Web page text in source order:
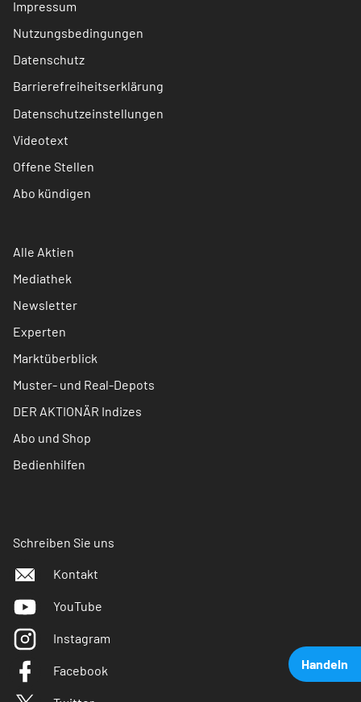
Handeln
Impressum
Nutzungsbedingungen
Datenschutz
Barrierefreiheitserklärung
Datenschutzeinstellungen
Videotext
Offene Stellen
Abo kündigen
Alle Aktien
Mediathek
Newsletter
Experten
Marktüberblick
Muster- und Real-Depots
DER AKTIONÄR Indizes
Abo und Shop
Bedienhilfen
Schreiben Sie uns
Kontakt
YouTube
Instagram
Facebook